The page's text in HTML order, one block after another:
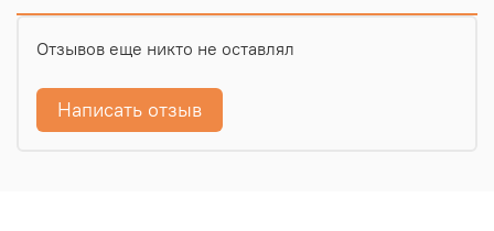
Отзывов еще никто не оставлял
Написать отзыв